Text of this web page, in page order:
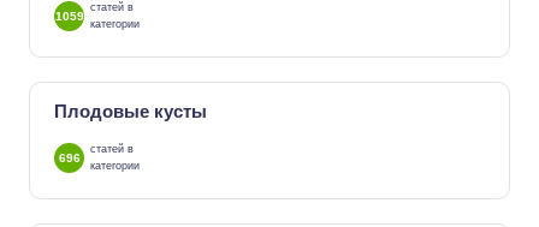
1059
статей в
категории
Плодовые кусты
696
статей в
категории